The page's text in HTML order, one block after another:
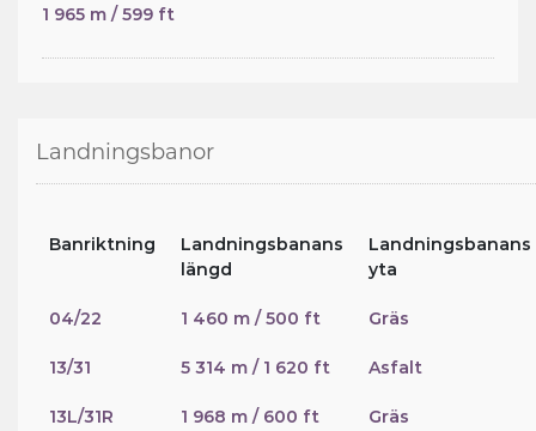
1 965 m / 599 ft
Landningsbanor
Banriktning
Landningsbanans
längd
Landningsbanans
yta
04/22 1 460 m / 500 ft Gräs
13/31 5 314 m / 1 620 ft Asfalt
13L/31R 1 968 m / 600 ft Gräs